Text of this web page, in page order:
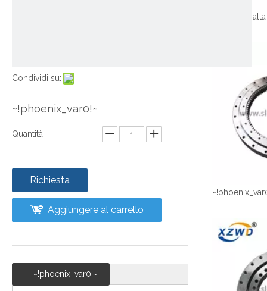
Condividi su:
~!phoenix_var0!~
Quantità:
Richiesta
Aggiungere al carrello
~!phoenix_var0!~